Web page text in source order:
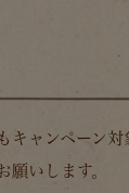
キャンペーン対
願いします。